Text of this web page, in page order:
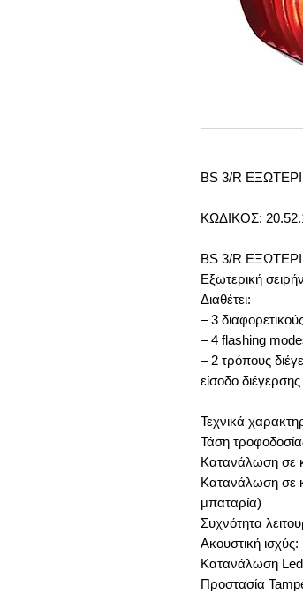
BS 3/R
ΚΩΔΙΚΟΣ:
BS 3/R
Εξωτερική
Διαθέτει:
– 3
– 4 flashing
– 2 τρόπους
είσοδο
Τεχνικά
Τάση
Κατανάλωση σε
Κατανάλωση σε
μπαταρία)
Συχνότητα
Ακουστική
Κατανάλωση
Προστασία